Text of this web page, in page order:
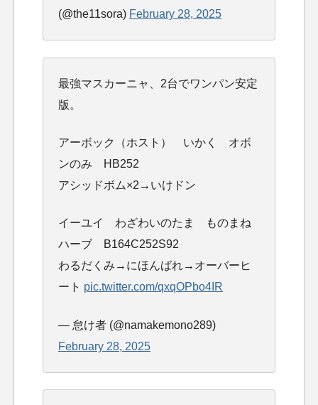
(@the11sora) February 28, 2025
最強マスカーニャ、2台でワンパン安定
版。
アーボック（ホスト） いかく オボ
ンのみ HB252
アシッドボム×2→いけドン
イーユイ わざわいのたま ものまね
ハーブ B164C252S92
わるだくみ→にほんばれ→オーバーヒ
ート pic.twitter.com/qxqOPbo4IR
— 怠け者 (@namakemono289)
February 28, 2025